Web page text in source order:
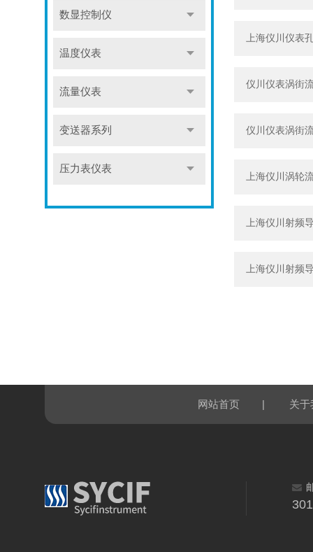
数显控制仪
温度仪表
流量仪表
变送器系列
压力表仪表
上海仪川仪表
仪川仪表涡街
仪川仪表涡街
上海仪川涡轮
上海仪川射频
上海仪川射频
网站首页 | 关于